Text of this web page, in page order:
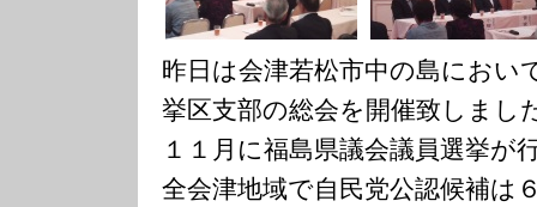
昨日は会津若松市中の島におい
挙区支部の総会を開催致しまし
１１月に福島県議会議員選挙が
全会津地域で自民党公認候補は